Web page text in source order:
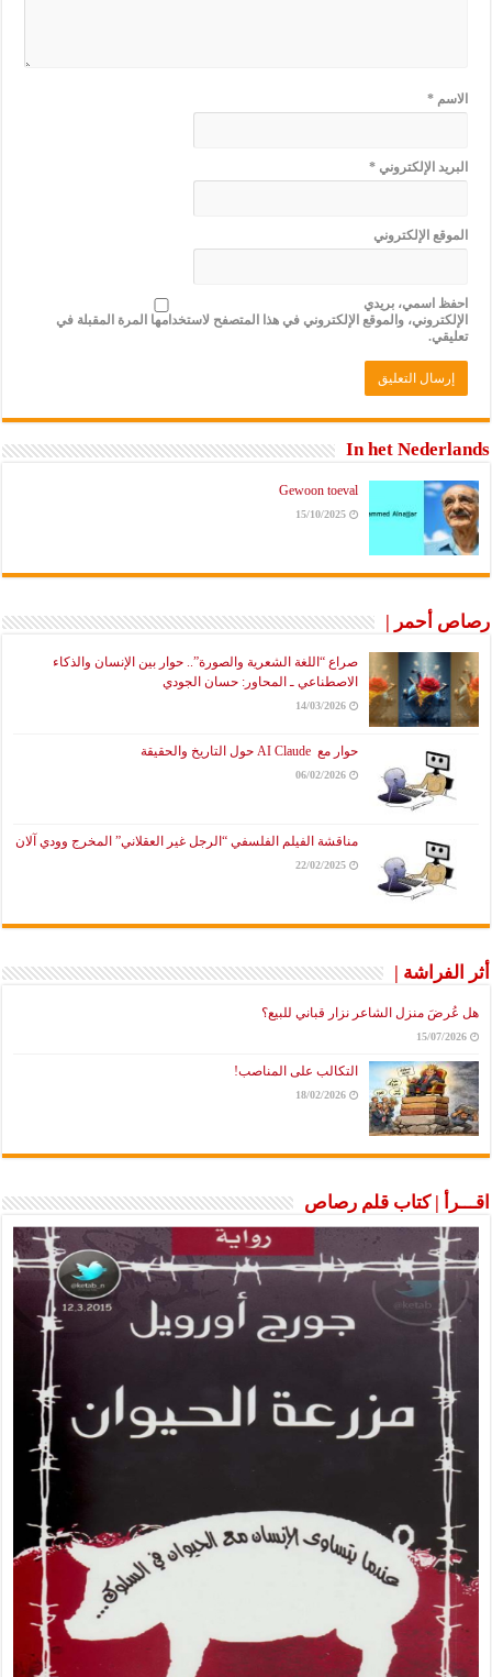
الاسم*
البريد الإلكتروني*
الموقع الإلكتروني
احفظ اسمي، بريدي
الإلكتروني، والموقع الإلكتروني في هذا المتصفح لاستخدامها المرة المقبلة في
تعليقي.
In het Nederlands
Gewoon toeval
15/10/2025
رصاص أحمر |
صراع “اللغة الشعرية والصورة”.. حوار بين الإنسان والذكاء
الاصطناعي ـ المحاور: حسان الجودي
14/03/2026
حوار مع AI Claude حول التاريخ والحقيقة
06/02/2026
مناقشة الفيلم الفلسفي “الرجل غير العقلاني” المخرج وودي آلان
22/02/2025
أثر الفراشة |
هل عُرضَ منزل الشاعر نزار قباني للبيع؟
15/07/2026
التكالب على المناصب!
18/02/2026
اقـــرأ | كتاب قلم رصاص